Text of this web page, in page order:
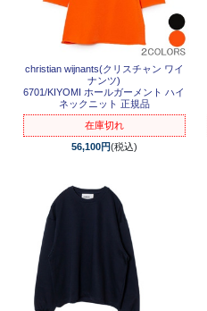
christian wijnants(クリスチャン ワイ
ナンツ)
6701/KIYOMI ホールガーメント ハイ
ネックニット 正規品
在庫切れ
56,100円(税込)